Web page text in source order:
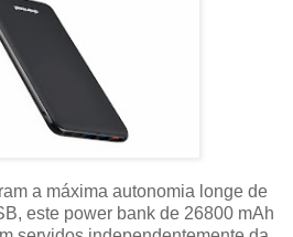
a máxima autonomia longe de
este power bank de 26800 mAh